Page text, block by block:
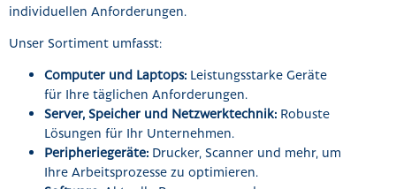
individuellen Anforderungen.
Unser Sortiment umfasst:
Computer und Laptops: Leistungsstarke Geräte
für Ihre täglichen Anforderungen.
Server, Speicher und Netzwerktechnik: Robuste
Lösungen für Ihr Unternehmen.
Peripheriegeräte: Drucker, Scanner und mehr, um
Ihre Arbeitsprozesse zu optimieren.